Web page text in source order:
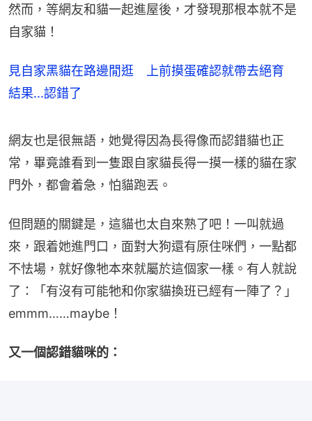
然而，等網友和貓一起進屋後，才發現那根本就不是
自家貓！
見自家黑貓在路邊閒逛 上前摸蛋確認就帶去絕育
結果...認錯了
網友也是很無語，她覺得因為長得像而認錯貓也正
常，畢竟誰看到一隻跟自家貓長得一摸一樣的貓在家
門外，都會着急，怕貓跑丟。
但問題的關鍵是，這貓也太自來熟了吧！一叫就過
來，跟着她進門口，面對大狗還有原住咪們，一點都
不怯場，就好像牠本來就屬於這個家一樣。有人就說
了：「有沒有可能牠和你家貓換班已經有一陣了？」
emmm……maybe！
又一個認錯貓咪的：